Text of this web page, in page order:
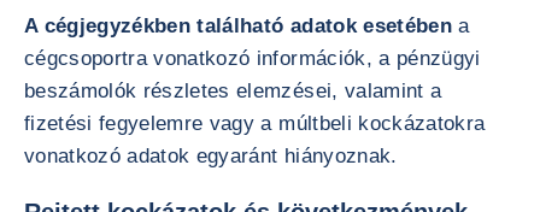
A cégjegyzékben található adatok esetébena
cégcsoportra vonatkozó információk, a pénzügyi
beszámolók részletes elemzései, valamint a
fizetési fegyelemre vagy a múltbeli kockázatokra
vonatkozó adatok egyaránt hiányoznak.